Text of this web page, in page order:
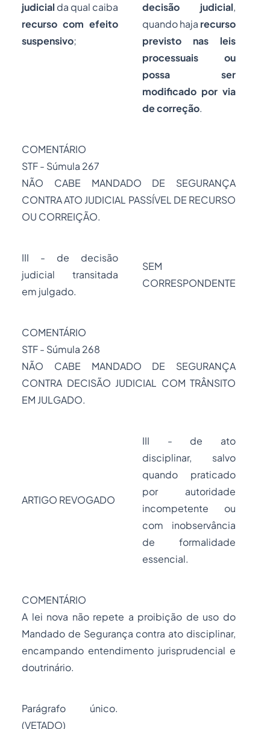
judicial da qual caiba
recurso com efeito
suspensivo;
decisão judicial,
quando haja recurso
previsto nas leis
processuais ou
possa ser
modificado por via
de correção.
COMENTÁRIO
STF - Súmula 267
NÃO CABE MANDADO DE SEGURANÇA
CONTRA ATO JUDICIAL PASSÍVEL DE RECURSO
OU CORREIÇÃO.
III - de decisão
judicial transitada
em julgado.
SEM
CORRESPONDENTE
COMENTÁRIO
STF - Súmula 268
NÃO CABE MANDADO DE SEGURANÇA
CONTRA DECISÃO JUDICIAL COM TRÂNSITO
EM JULGADO.
ARTIGO REVOGADO
III - de ato
disciplinar, salvo
quando praticado
por autoridade
incompetente ou
com inobservância
de formalidade
essencial.
COMENTÁRIO
A lei nova não repete a proibição de uso do
Mandado de Segurança contra ato disciplinar,
encampando entendimento jurisprudencial e
doutrinário.
Parágrafo único.
(VETADO)